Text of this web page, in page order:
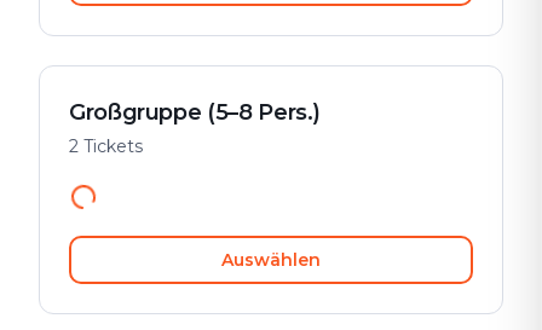
Großgruppe (5–8 Pers.)
2 Tickets
Auswählen